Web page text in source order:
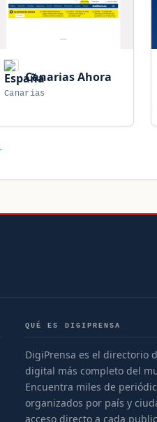
Canarias Ahora
Canarias
QUÉ ES DIGIPRENSA
DigiPrensa es el directorio
digital más completo del
Encuentra miles de
organizados por país y
acceso directo a cada